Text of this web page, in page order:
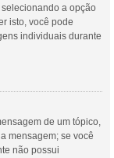
a opção
isto, você pode
individuais durante
de um tópico,
mensagem; se você
não possui